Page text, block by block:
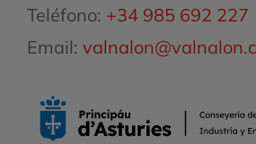
Teléfono: +34 985 692 227
Email: